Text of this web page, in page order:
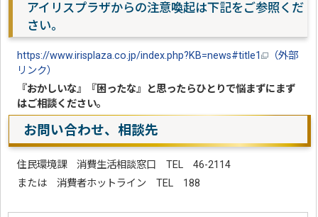
アイリスプラザからの注意喚起は下記をご参照くだ
さい。
https://www.irisplaza.co.jp/index.php?KB=news#title1
（外部
リンク）
『おかしいな』『困ったな』と思ったらひとりで悩まずにまず
はご相談ください。
お問い合わせ、相談先
住民環境課 消費生活相談窓口 TEL 46-2114
または 消費者ホットライン TEL 188